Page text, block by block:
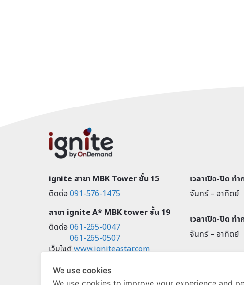
ignite สาขา MBK Tower ชั้น 15
ติดต่อ091-576-1475
สาขา ignite A* MBK tower ชั้น 19
ติดต่อ061-265-0047
061-265-0507
เว็บไซต์www.igniteastar.com
ignite A* Bangna Learning
Centre @ True Digital Park
เวลาเปิด-ปิด ท
จันทร์ – อาทิตย์
เวลาเปิด-ปิด ท
จันทร์ – อาทิตย์
We use cookies
We use cookies to improve your experience and